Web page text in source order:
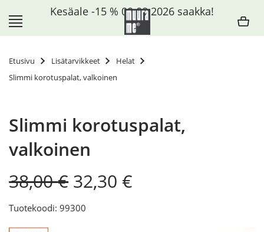
sisältöön
Etusivu Lisätarvikkeet
Helat
Slimmi korotuspalat, valkoinen
Slimmi korotuspalat,
valkoinen
38,00€ Original
price
was:
38,00 €.
32,30 €
Tuotekoodi: 99300
Kesäale -15 % 09.08.2026 saakka!